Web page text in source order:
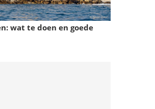
wat te doen en goede